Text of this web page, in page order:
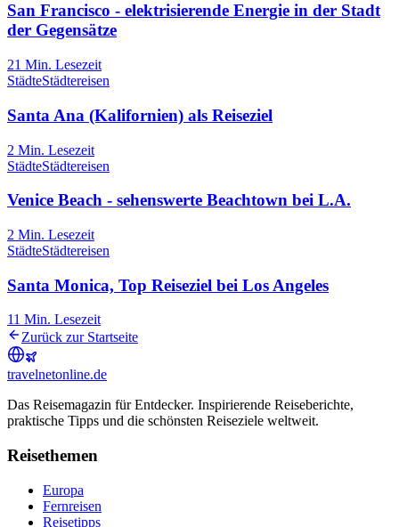
San Francisco - elektrisierende Energie in der Stadt
der Gegensätze
21 Min. Lesezeit
StädteStädtereisen
Santa Ana (Kalifornien) als Reiseziel
2 Min. Lesezeit
StädteStädtereisen
Venice Beach - sehenswerte Beachtown bei L.A.
2 Min. Lesezeit
StädteStädtereisen
Santa Monica, Top Reiseziel bei Los Angeles
11 Min. Lesezeit
Zurück zur Startseite
travelnetonline.de
Das Reisemagazin für Entdecker. Inspirierende Reiseberichte,
praktische Tipps und die schönsten Reiseziele weltweit.
Reisethemen
Europa
Fernreisen
Reisetipps